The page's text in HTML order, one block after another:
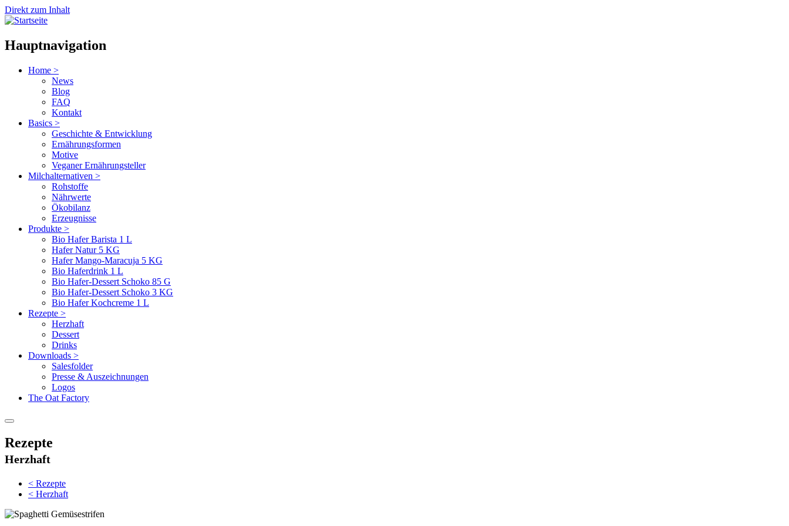
Direkt zum Inhalt
Hauptnavigation
Home >
News
Blog
FAQ
Kontakt
Basics >
Geschichte & Entwicklung
Ernährungsformen
Motive
Veganer Ernährungsteller
Milchalternativen >
Rohstoffe
Nährwerte
Ökobilanz
Erzeugnisse
Produkte >
Bio Hafer Barista 1 L
Hafer Natur 5 KG
Hafer Mango-Maracuja 5 KG
Bio Haferdrink 1 L
Bio Hafer-Dessert Schoko 85 G
Bio Hafer-Dessert Schoko 3 KG
Bio Hafer Kochcreme 1 L
Rezepte >
Herzhaft
Dessert
Drinks
Downloads >
Salesfolder
Presse & Auszeichnungen
Logos
The Oat Factory
Rezepte
Herzhaft
< Rezepte
< Herzhaft